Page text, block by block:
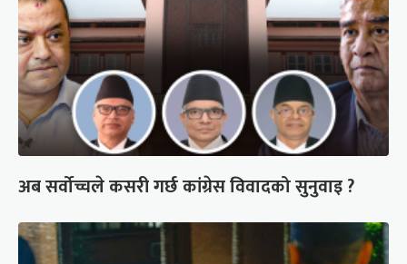
अब सर्वोच्चले कसरी गर्छ कांग्रेस विवादको सुनुवाइ ?